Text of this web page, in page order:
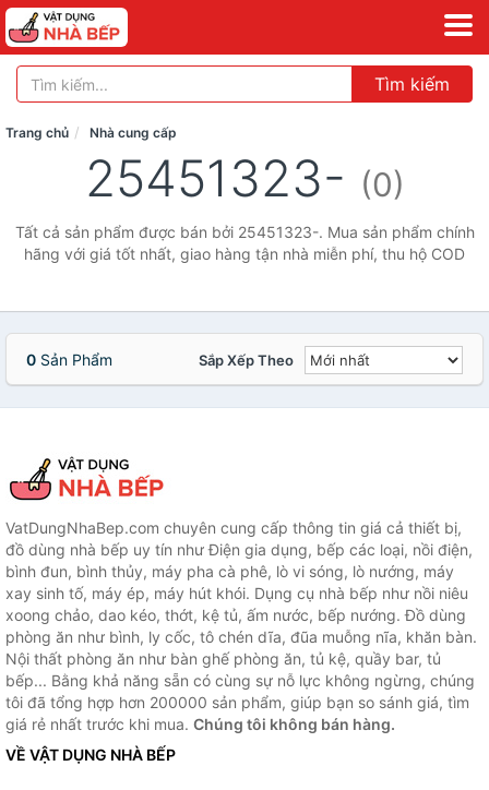
Tìm kiếm
Trang chủ Nhà cung cấp
25451323- (0)
Tất cả sản phẩm được bán bởi 25451323-. Mua sản phẩm chính
hãng với giá tốt nhất, giao hàng tận nhà miễn phí, thu hộ COD
0 Sản Phẩm Sắp Xếp Theo
VatDungNhaBep.com chuyên cung cấp thông tin giá cả thiết bị,
đồ dùng nhà bếp uy tín như Điện gia dụng, bếp các loại, nồi điện,
bình đun, bình thủy, máy pha cà phê, lò vi sóng, lò nướng, máy
xay sinh tố, máy ép, máy hút khói. Dụng cụ nhà bếp như nồi niêu
xoong chảo, dao kéo, thớt, kệ tủ, ấm nước, bếp nướng. Đồ dùng
phòng ăn như bình, ly cốc, tô chén dĩa, đũa muỗng nĩa, khăn bàn.
Nội thất phòng ăn như bàn ghế phòng ăn, tủ kệ, quầy bar, tủ
bếp... Bằng khả năng sẵn có cùng sự nỗ lực không ngừng, chúng
tôi đã tổng hợp hơn 200000 sản phẩm, giúp bạn so sánh giá, tìm
giá rẻ nhất trước khi mua. Chúng tôi không bán hàng.
VỀ VẬT DỤNG NHÀ BẾP